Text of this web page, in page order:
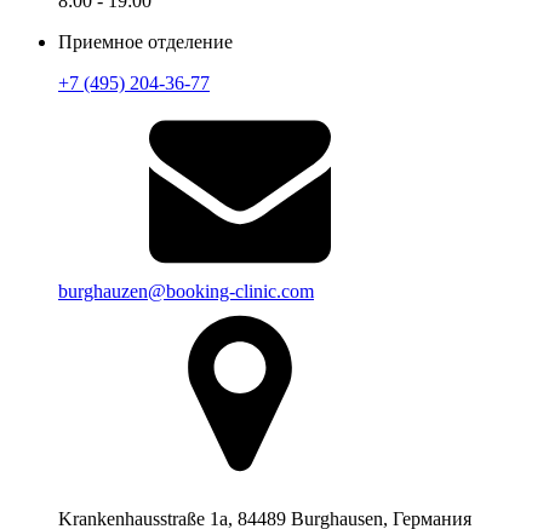
Приемное отделение
+7 (495) 204-36-77
burghauzen@booking-clinic.com
Krankenhausstraße 1a, 84489 Burghausen, Германия